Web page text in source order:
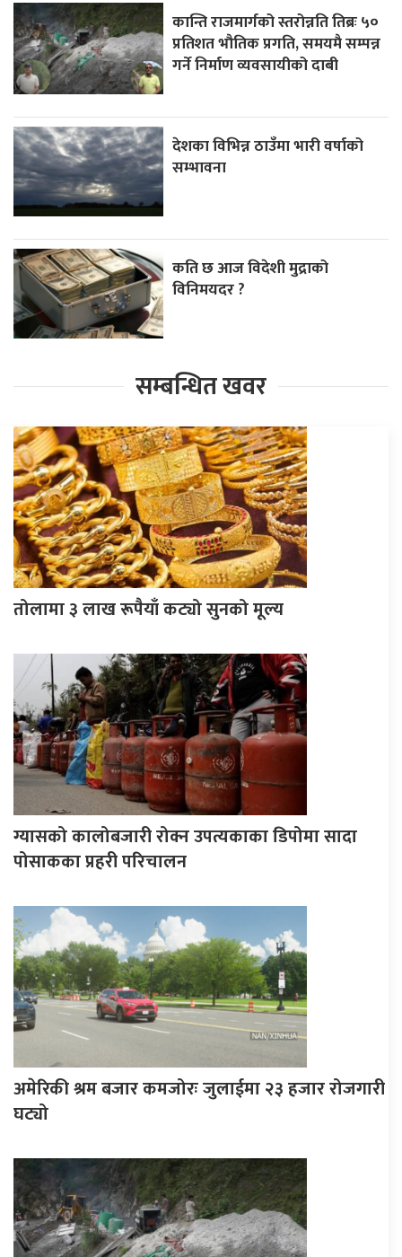
कान्ति राजमार्गको स्तरोन्नति तिब्रः ५०
प्रतिशत भौतिक प्रगति, समयमै सम्पन्न
गर्ने निर्माण व्यवसायीको दाबी
देशका विभिन्न ठाउँमा भारी वर्षाको
सम्भावना
कति छ आज विदेशी मुद्राको
विनिमयदर ?
सम्बन्धित खवर
तोलामा ३ लाख रूपैयाँ कट्यो सुनको मूल्य
ग्यासको कालोबजारी रोक्न उपत्यकाका डिपोमा सादा
पोसाकका प्रहरी परिचालन
अमेरिकी श्रम बजार कमजोरः जुलाईमा २३ हजार रोजगारी
घट्यो